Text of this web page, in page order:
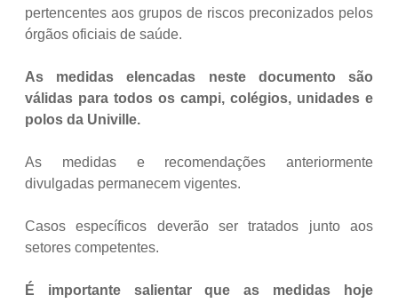
pertencentes aos grupos de riscos preconizados pelos
órgãos oficiais de saúde.
As medidas elencadas neste documento são
válidas para todos os campi, colégios, unidades e
polos da Univille.
As medidas e recomendações anteriormente
divulgadas permanecem vigentes.
Casos específicos deverão ser tratados junto aos
setores competentes.
É importante salientar que as medidas hoje